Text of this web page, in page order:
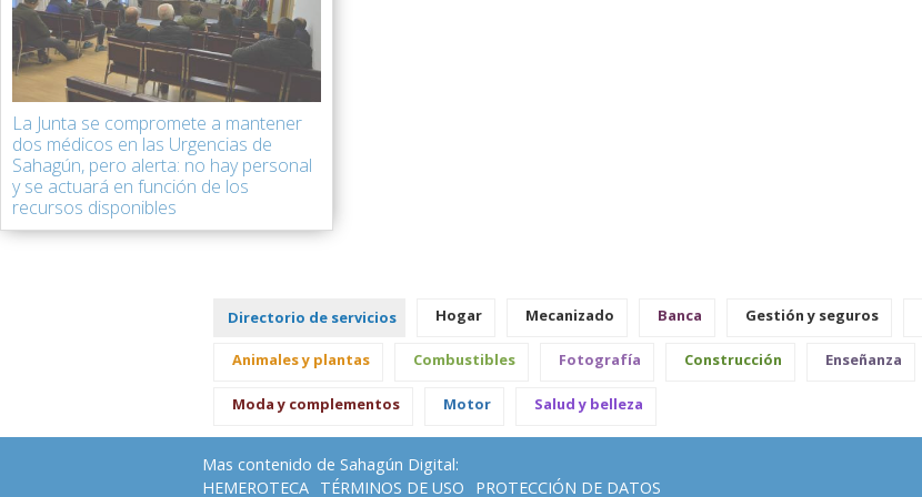
La Junta se compromete a mantener
dos médicos en las Urgencias de
Sahagún, pero alerta: no hay personal
y se actuará en función de los
recursos disponibles
Directorio de servicios Hogar Mecanizado Banca Gestión y seguros
Animales y plantas Combustibles Fotografía Construcción Enseñanza
Moda y complementos Motor Salud y belleza
Mas contenido de Sahagún Digital:
HEMEROTECA TÉRMINOS DE USO PROTECCIÓN DE DATOS